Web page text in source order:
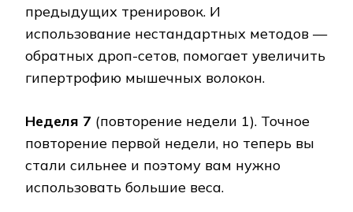
предыдущих тренировок. И
использование нестандартных методов —
обратных дроп-сетов, помогает увеличить
гипертрофию мышечных волокон.
Неделя 7 (повторение недели 1). Точное
повторение первой недели, но теперь вы
стали сильнее и поэтому вам нужно
использовать большие веса.